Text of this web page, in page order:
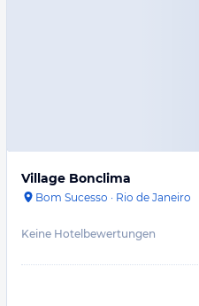
Village Bonclima
Bom Sucesso · Rio de Janeiro
Keine Hotelbewertungen